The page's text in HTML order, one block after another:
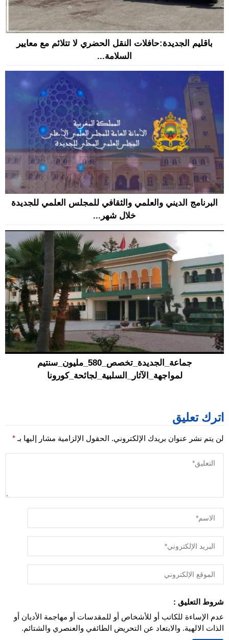
باقليم الجديدة:حافلات النقل الحضري لا تتلائم مع معايير
السلامة...
البرنامج الديني والعلمي والثقافي للمجلس العلمي للجديدة
خلال شهر...
جماعة_الجديدة_تخصص_580_مليون_سنتيم
لمواجهة_الآثار_السلبية_لجائحة_كورونا
اترك تعليق
لن يتم نشر عنوان بريدك الإلكتروني. الحقول الإلزامية مشار إليها بـ *
شروط التعليق :
عدم الإساءة للكاتب أو للأشخاص أو للمقدسات أو مهاجمة الأديان أو
الذات الالهية. والابتعاد عن التحريض الطائفي والعنصري والشتائم.